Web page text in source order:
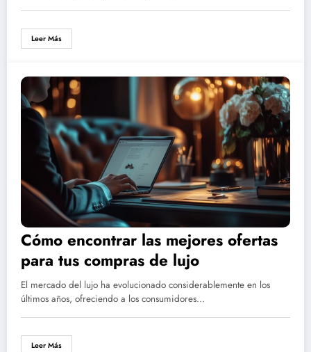
Leer Más
Cómo encontrar las mejores ofertas
para tus compras de lujo
El mercado del lujo ha evolucionado considerablemente en los
últimos años, ofreciendo a los consumidores…
Leer Más